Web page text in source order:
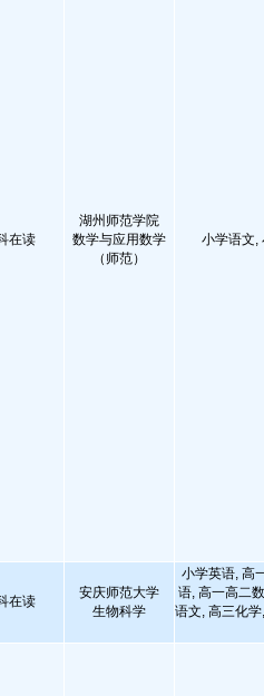
在读
湖州师范学院
数学与应用数学
（师范）
小学语文,
在读
安庆师范大学
生物科学
小学英语, 高
语, 高一高二
语文, 高三化